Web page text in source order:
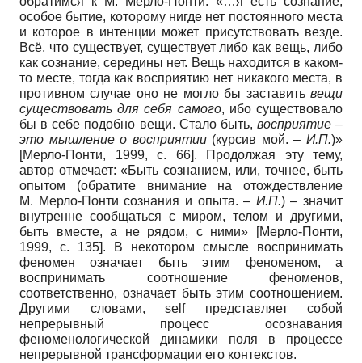
особое бытие, которому нигде нет постоянного места
и которое в интенции может присутствовать везде.
Всё, что существует, существует либо как вещь, либо
как сознание, середины нет. Вещь находится в каком-
то месте, тогда как восприятию нет никакого места, в
противном случае оно не могло бы заставить вещи
существовать для себя самого, ибо существовало
бы в себе подобно вещи. Стало быть, восприятие –
это мышление о восприятии(курсив мой. –И.П.)»
[Мерло-Понти, 1999, с. 66]. Продолжая эту тему,
автор отмечает: «Быть сознанием, или, точнее, быть
опытом (обратите внимание на отождествление
М. Мерло-Понти сознания и опыта. – И.П.) – значит
внутренне сообщаться с миром, телом и другими,
быть вместе, а не рядом, с ними» [Мерло-Понти,
1999, с. 135]. В некотором смысле воспринимать
феномен означает быть этим феноменом, а
воспринимать соотношение феноменов,
соответственно, означает быть этим соотношением.
Другими словами, self представляет собой
непрерывный процесс осознавания
феноменологической динамики поля в процессе
непрерывной трансформации его контекстов.